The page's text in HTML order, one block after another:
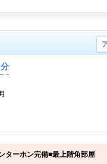
ターホン完備■最上階角部屋